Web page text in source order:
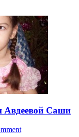
Авдеевой Саши